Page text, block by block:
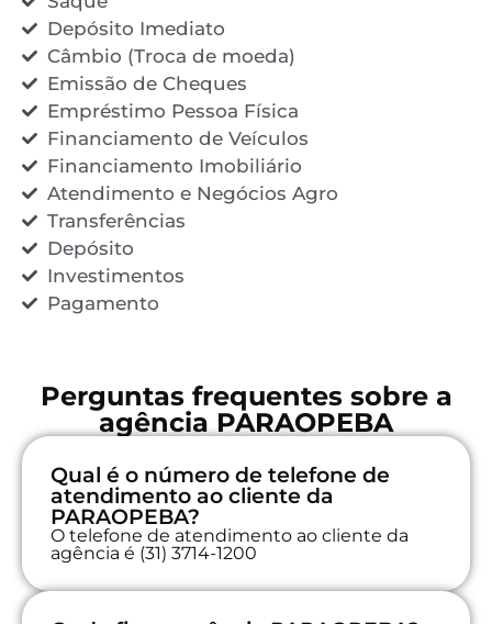
Depósito Imediato
Câmbio (Troca de moeda)
Emissão de Cheques
Empréstimo Pessoa Física
Financiamento de Veículos
Financiamento Imobiliário
Atendimento e Negócios Agro
Transferências
Depósito
Investimentos
Pagamento
Perguntas frequentes sobre a
agência PARAOPEBA
Qual é o número de telefone de
atendimento ao cliente da
PARAOPEBA?
O telefone de atendimento ao cliente da
agência é (31) 3714-1200